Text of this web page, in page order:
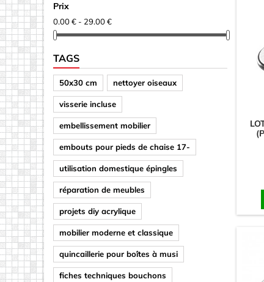
Prix
0.00 € - 29.00 €
TAGS
50x30 cm nettoyer oiseaux
visserie incluse
embellissement mobilier
embouts pour pieds de chaise 17-
utilisation domestique épingles
réparation de meubles
projets diy acrylique
mobilier moderne et classique
quincaillerie pour boîtes à musi
fiches techniques bouchons